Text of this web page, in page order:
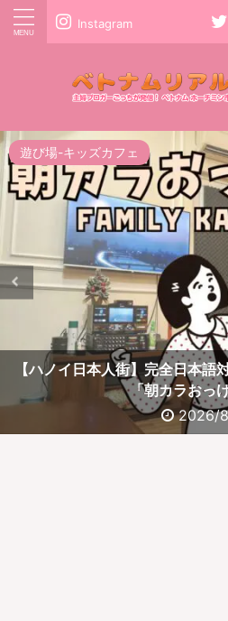
Instagram
ファッション 習い事・体験
【ホーチミン】カスタムブ
Bracelet」今日本でも流行して
り
2026/